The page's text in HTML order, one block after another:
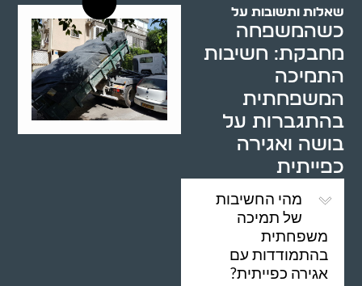
שאלות ותשובות על
כשהמשפחה
מחבקת: חשיבות
התמיכה
המשפחתית
בהתגברות על
בושה ואגירה
כפייתית
מהי החשיבות
של תמיכה
משפחתית
בהתמודדות עם
אגירה כפייתית?